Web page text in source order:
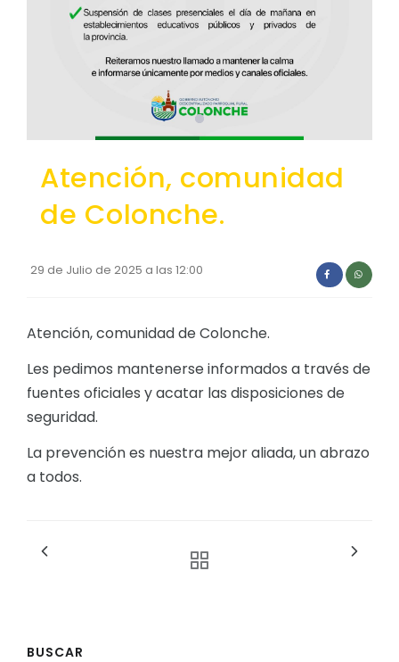
Convocatorias
GESTIÓN ADMINISTRATIVA
Plan de desarrollo y Ordenamiento Territorial -
Plan Anual Contratación - PAC
Convenios Institucionales
PRESUPUESTO: EJECUCIÓN Y REPORTES
Atención, comunidad
de Colonche.
29 de Julio de 2025 a las 12:00
Atención, comunidad de Colonche.
Les pedimos mantenerse informados a través de
fuentes oficiales y acatar las disposiciones de
seguridad.
La prevención es nuestra mejor aliada, un abrazo
a todos.
BUSCAR